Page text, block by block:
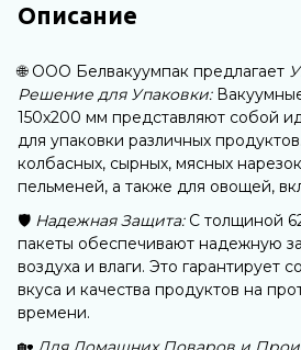
Описание
🌐 ООО Белвакуумпак предлагает
Решение для Упаковки:
150х200 мм представляют собой
для упаковки различных
колбасных, сырных, мясных
пельменей, а также для овощей,
🛡️ Надежная Защита:С толщиной
пакеты обеспечивают надежную
воздуха и влаги. Это гарантирует
вкуса и качества продуктов на
времени.